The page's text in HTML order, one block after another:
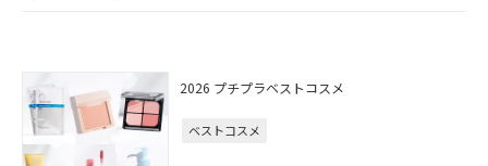
2026 プチプラベストコスメ
ベストコスメ